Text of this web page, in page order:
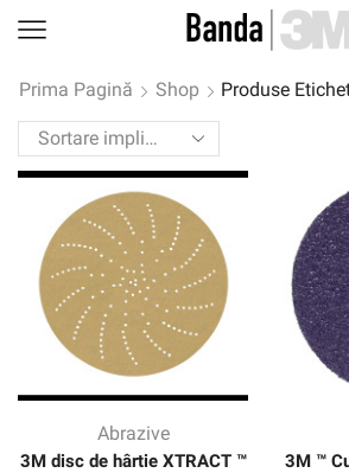
Prima Pagină Shop
Produse
Abrazive
3M disc de hârtie XTRACT ™
3M ™